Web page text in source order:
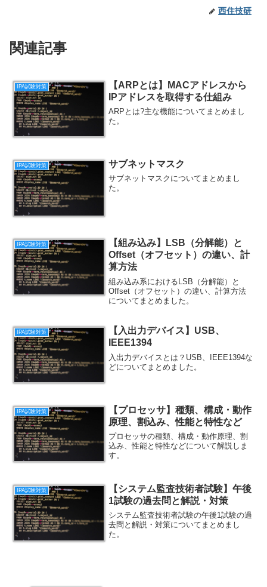
西住技研
関連記事
IPA試験対策
【ARPとは】MACアドレスから
IPアドレスを取得する仕組み
ARPとは?主な機能についてまとめまし
た。
IPA試験対策 サブネットマスク
サブネットマスクについてまとめまし
た。
IPA試験対策
【組み込み】LSB（分解能）と
Offset（オフセット）の違い、計
算方法
組み込み系におけるLSB（分解能）と
Offset（オフセット）の違い、計算方法
についてまとめました。
IPA試験対策
【入出力デバイス】USB、
IEEE1394
入出力デバイスとは？USB、IEEE1394な
どについてまとめました。
IPA試験対策
【プロセッサ】種類、構成・動作
原理、割込み、性能と特性など
プロセッサの種類、構成・動作原理、割
込み、性能と特性などについて解説しま
す。
IPA試験対策
【システム監査技術者試験】午後
1試験の過去問と解説・対策
システム監査技術者試験の午後1試験の過
去問と解説・対策についてまとめまし
た。